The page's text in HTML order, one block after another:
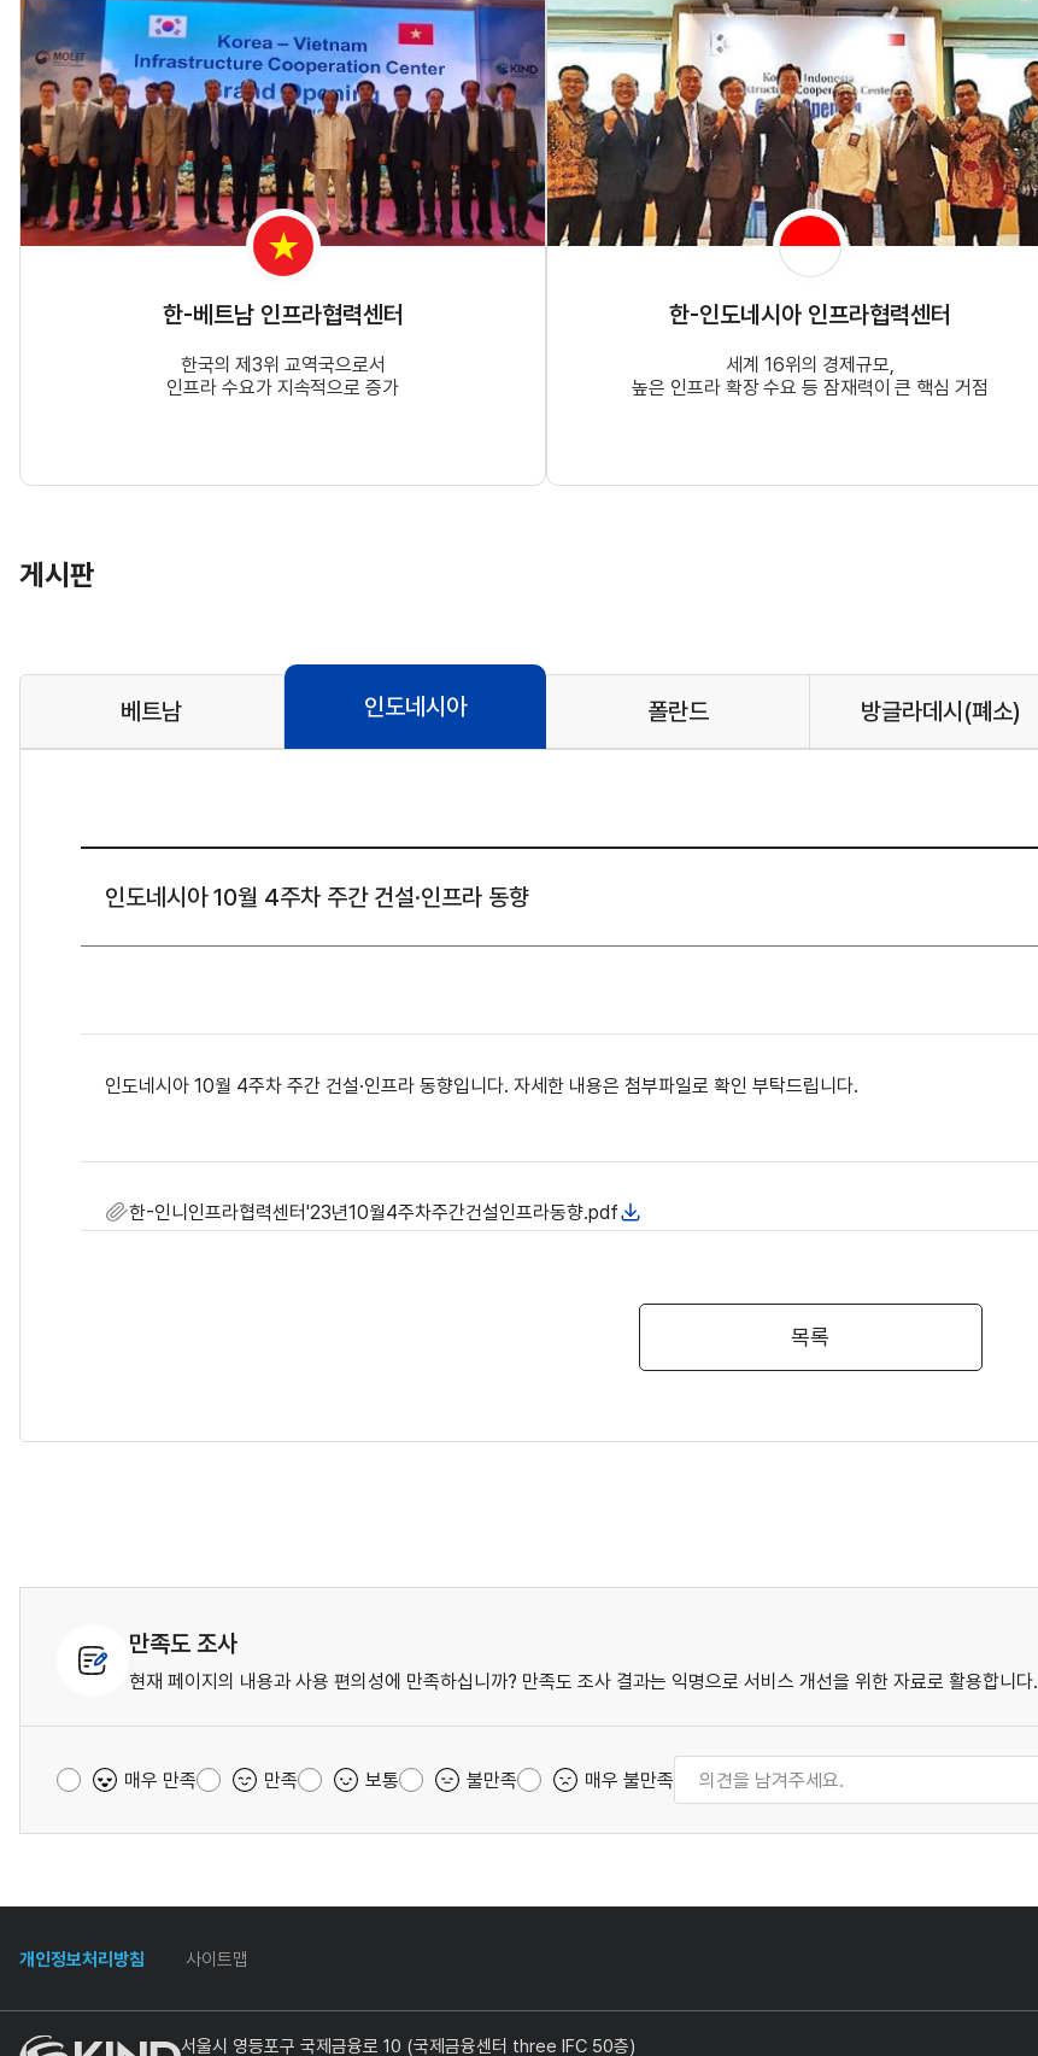
한-베트남 인프라협력센터
한국의 제3위 교역국으로서
인프라 수요가 지속적으로 증가
한-인도네시아 인프라협력센터
세계 16위의 경제규모,
높은 인프라 확장 수요 등 잠재력이 큰 핵심 거점
게시판
베트남 인도네시아 폴란드 방글라데시 (폐소)
인도네시아 10월 4주차 주간 건설·인프라 동향
인도네시아 10월 4주차 주간 건설·인프라 동향입니다. 자세한 내용은 첨부파일로 확인 부탁드립니다.
한-인니인프라협력센터'23년10월4주차주간건설인프라동향.pdf
목록
만족도 조사
현재 페이지의 내용과 사용 편의성에 만족하십니까? 만족도 조사 결과는 익명으로 서비스 개선을 위한 자료로 활용합니다.
매우 만족 만족 보통 불만족 매우 불만족
개인정보처리방침 사이트맵
서울시 영등포구 국제금융로 10 (국제금융센터 three IFC 50층)